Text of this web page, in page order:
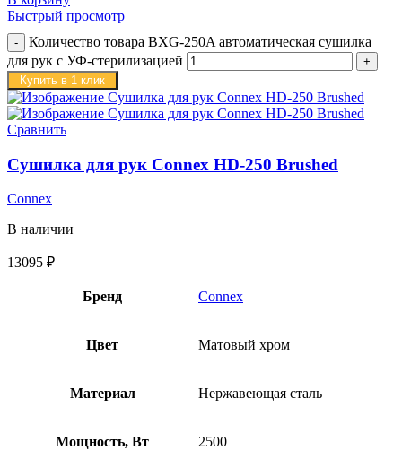
Быстрый просмотр
Количество товара BXG-250A автоматическая сушилка
для рук c УФ-стерилизацией
Купить в 1 клик
Сравнить
Сушилка для рук Connex HD-250 Brushed
Connex
В наличии
13095 ₽
Бренд Connex
Цвет Матовый хром
Материал Нержавеющая сталь
Мощность, Вт 2500